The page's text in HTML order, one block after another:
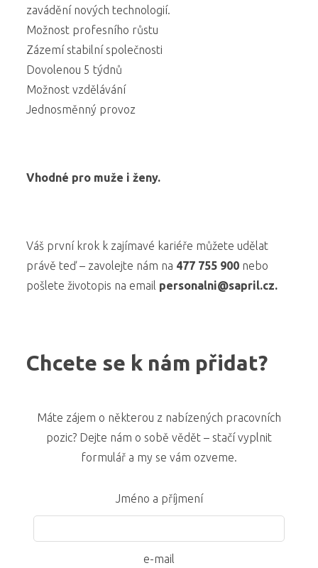
zavádění nových technologií.
Možnost profesního růstu
Zázemí stabilní společnosti
Dovolenou 5 týdnů
Možnost vzdělávání
Jednosměnný provoz
Vhodné pro muže i ženy.
Váš první krok k zajímavé kariéře můžete udělat
právě teď – zavolejte nám na 477 755 900 nebo
pošlete životopis na email personalni@sapril.cz.
Chcete se k nám přidat?
Máte zájem o některou z nabízených pracovních
pozic? Dejte nám o sobě vědět – stačí vyplnit
formulář a my se vám ozveme.
Jméno a příjmení
e-mail